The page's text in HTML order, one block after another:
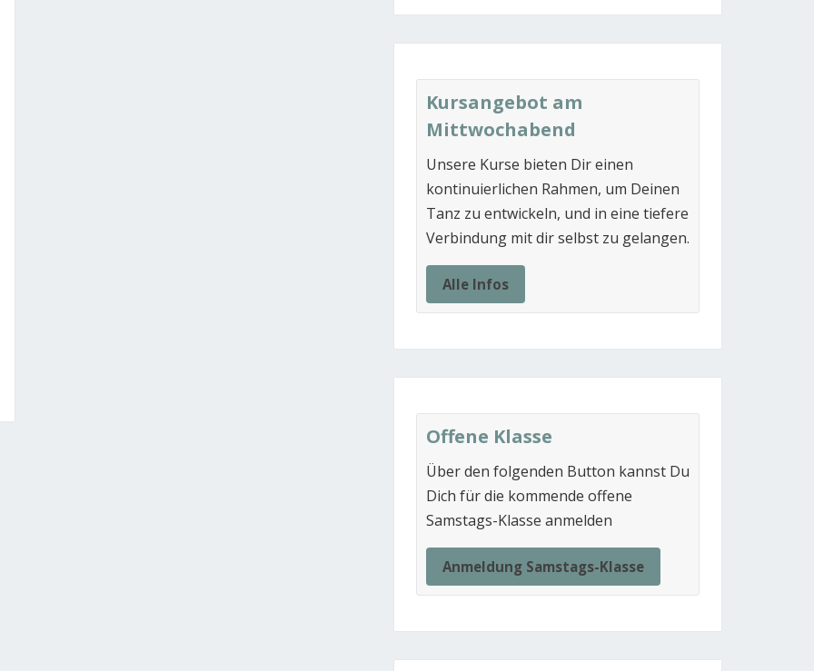
Kursangebot am
Mittwochabend
Unsere Kurse bieten Dir einen
kontinuierlichen Rahmen, um Deinen
Tanz zu entwickeln, und in eine tiefere
Verbindung mit dir selbst zu gelangen.
Alle Infos
Offene Klasse
Über den folgenden Button kannst Du
Dich für die kommende offene
Samstags-Klasse anmelden
Anmeldung Samstags-Klasse